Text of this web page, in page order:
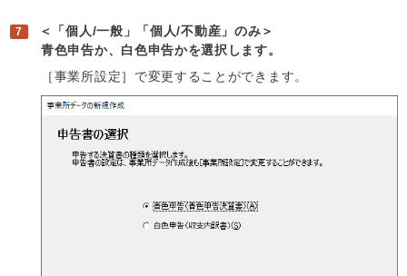
＜「個人/一般」「個人/不動産」のみ＞
青色申告か、白色申告かを選択します。
［事業所設定］で変更することができます。